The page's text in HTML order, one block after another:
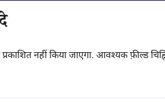
नहीं किया जाएगा. आवश्यक फ़ील्ड